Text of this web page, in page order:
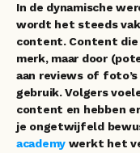
In de dynamische
wordt het steeds
content. Content
merk, maar door
aan reviews of
gebruik. Volgers
content en hebben
je ongetwijfeld
academy werkt het